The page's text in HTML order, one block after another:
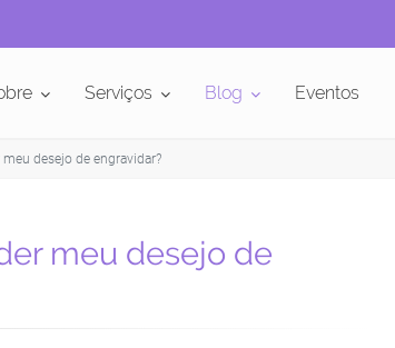
Serviços Blog Eventos
desejo de engravidar?
meu desejo de